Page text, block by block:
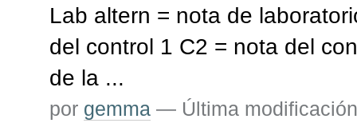
Lab altern = nota de
del control 1 C2 = nota del
de la ...
por gemma — Última